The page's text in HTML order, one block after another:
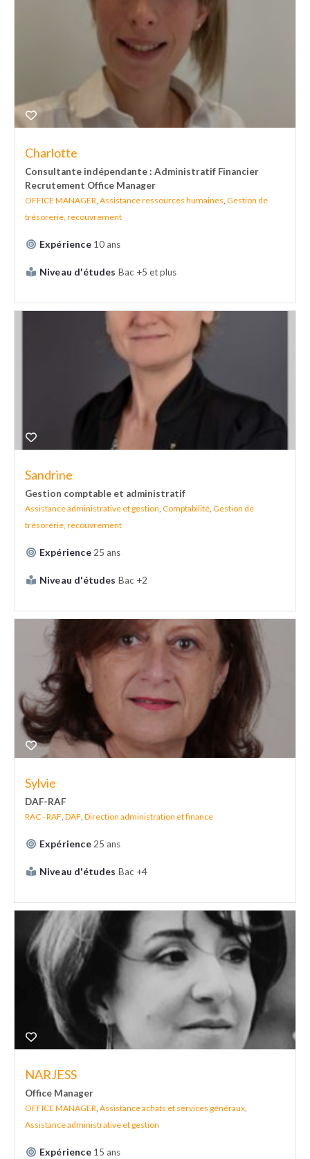
Charlotte
Consultante indépendante : Administratif Financier
Recrutement Office Manager
OFFICE MANAGER Assistance ressources humaines Gestion de
trésorerie, recouvrement
Expérience 10 ans
Niveau d'études Bac +5 et plus
Sandrine
Gestion comptable et administratif
Assistance administrative et gestion Comptabilité Gestion de
trésorerie, recouvrement
Expérience 25 ans
Niveau d'études Bac +2
Sylvie
DAF-RAF
RAC - RAF, DAF, Direction administration et finance
Expérience 25 ans
Niveau d'études Bac +4
NARJESS
Office Manager
OFFICE MANAGER, Assistance achats et services généraux,
Assistance administrative et gestion
Expérience 15 ans